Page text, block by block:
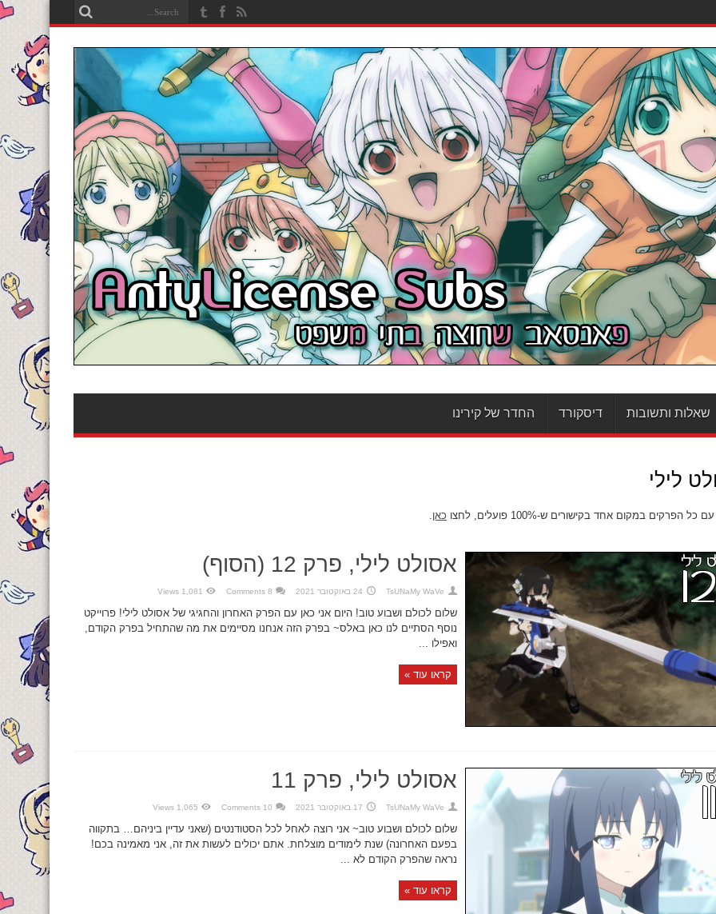
שאלות ותשובות דיסקורד החדר של קירינו
לילי
כל הפרקים במקום אחד בקישורים ש-100% פועלים, לחצו כאן.
אסולט לילי, פרק 12 (הסוף)
TsUNaMy WaVe 24 באוקטובר 2021 8 Comments
1,081 Views
שלום לכולם ושבוע טוב! היום אני כאן עם הפרק האחרון והחגיגי של אסולט לילי! פרוייקט
נוסף הסתיים לנו כאן באלס~ בפרק הזה אנחנו מסיימים את מה שהתחיל בפרק הקודם,
ואפילו ...
קראו עוד »
אסולט לילי, פרק 11
TsUNaMy WaVe 17 באוקטובר 2021 10 Comments
1,065 Views
שלום לכולם ושבוע טוב~ אני רוצה לאחל לכל הסטודנטים (שאני עדיין ביניהם… בתקווה
בפעם האחרונה) שנת לימודים מוצלחת. אתם יכולים לעשות את זה, אני מאמינה בכם!
נראה שהפרק הקודם לא ...
קראו עוד »